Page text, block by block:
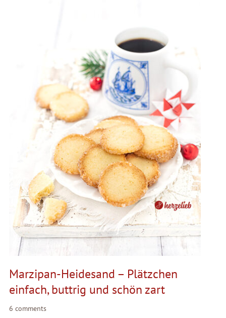
Marzipan-Heidesand – Plätzchen
einfach, buttrig und schön zart
6 comments